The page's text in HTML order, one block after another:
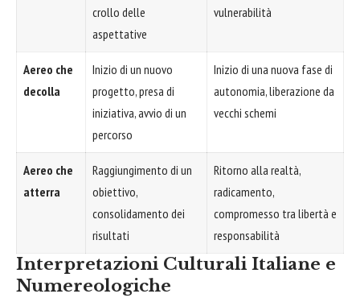
crollo delle
aspettative
vulnerabilità
Aereo che
decolla
Inizio di un nuovo
progetto, presa di
iniziativa, avvio di un
percorso
Inizio di una nuova fase di
autonomia, liberazione da
vecchi schemi
Aereo che
atterra
Raggiungimento di un
obiettivo,
consolidamento dei
risultati
Ritorno alla realtà,
radicamento,
compromesso tra libertà e
responsabilità
Interpretazioni Culturali Italiane e
Numereologiche